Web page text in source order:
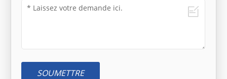
SOUMETTRE